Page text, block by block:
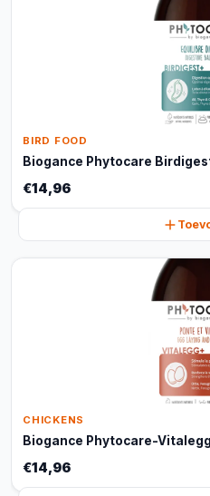
BIRD FOOD
Biogance Phytocare
€14,96
CHICKENS
Biogance Phytocare-
€14,96